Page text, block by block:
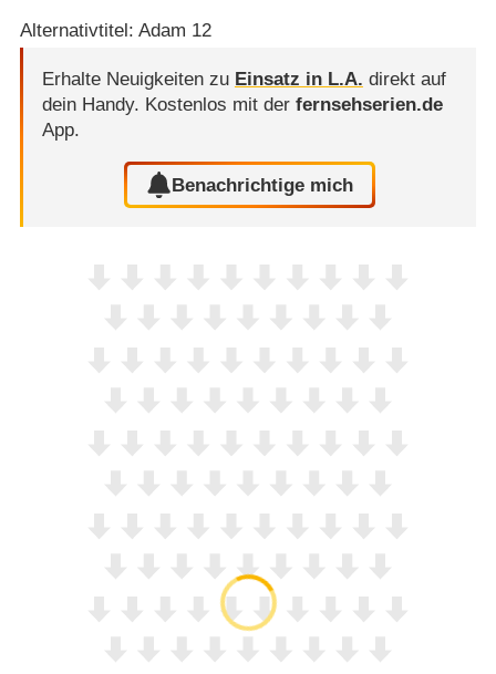
Alternativtitel: Adam 12
Erhalte Neuigkeiten zu Einsatz in L.A. direkt auf
dein Handy. Kostenlos mit der fernsehserien.de
App.
Benachrichtige mich